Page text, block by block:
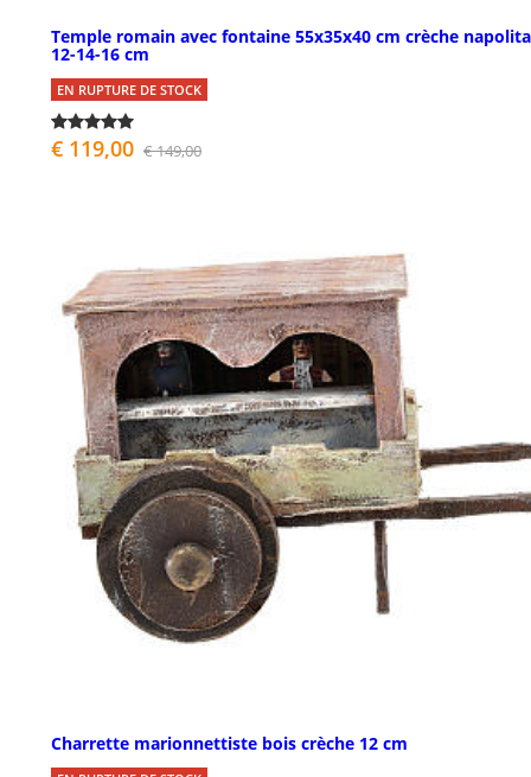
Temple romain avec fontaine 55x35x40 cm crèche
12-14-16 cm
EN RUPTURE DE STOCK
€ 119,00 € 149,00
Charrette marionnettiste bois crèche 12 cm